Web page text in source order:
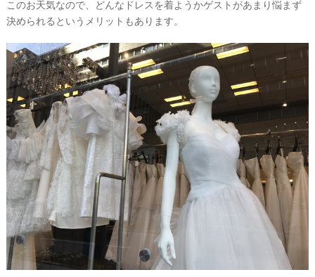
このお天気なので、どんなドレスを着ようかゲストがあまり悩まず
決められるというメリットもあります。
P
L
A
C
O
L
E
&
D
R
E